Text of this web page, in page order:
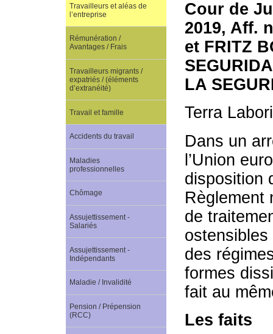
Cour de
2019, Aff.
et FRITZ
LA
Terra
Dans un
l’Union
disposition
Règlement
de
des
formes
fait au
Les faits
Travailleurs et aléas de
l’entreprise
Rémunération /
Avantages / Frais
Travailleurs migrants /
expatriés / (éléments
d’extranéité)
Travail et famille
Accidents du travail
Maladies
professionnelles
Chômage
Assujettissement -
Salariés
Assujettissement -
Indépendants
Maladie / Invalidité
Pension / Prépension
(RCC)